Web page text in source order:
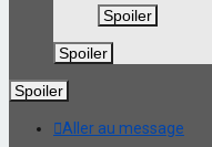
Aller au message